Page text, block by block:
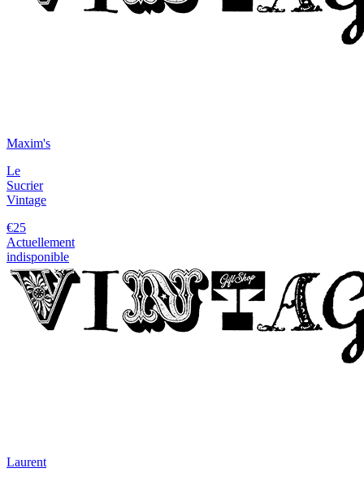
Maxim's
Le
Sucrier
Vintage
€25
Actuellement
indisponible
Laurent